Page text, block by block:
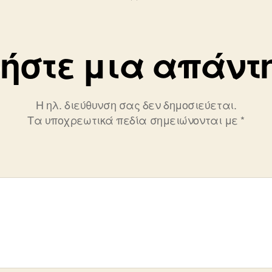
μια
Η ηλ. διεύθυνση σας δεν δημοσιεύεται.
Τα υποχρεωτικά πεδία σημειώνονται με *